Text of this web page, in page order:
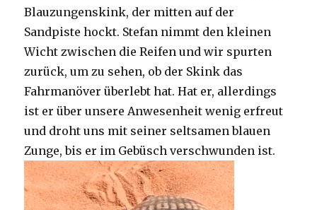
Blauzungenskink, der mitten auf der
Sandpiste hockt. Stefan nimmt den kleinen
Wicht zwischen die Reifen und wir spurten
zurück, um zu sehen, ob der Skink das
Fahrmanöver überlebt hat. Hat er, allerdings
ist er über unsere Anwesenheit wenig erfreut
und droht uns mit seiner seltsamen blauen
Zunge, bis er im Gebüsch verschwunden ist.